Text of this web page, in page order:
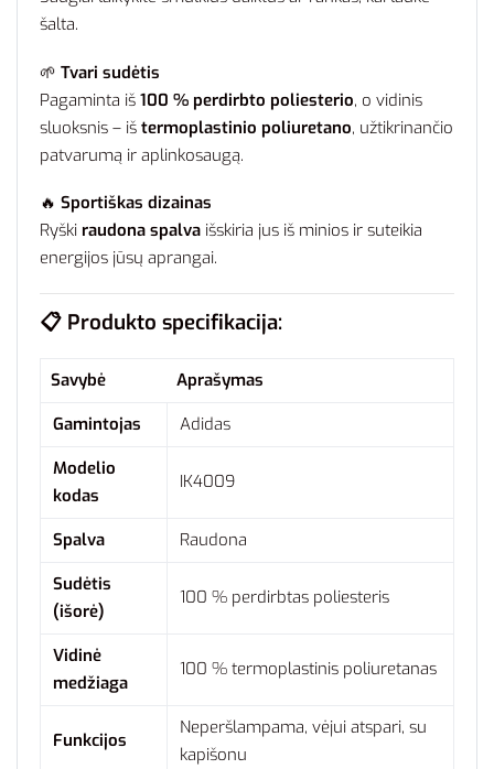
šalta.
🌱 Tvari sudėtis
Pagaminta iš 100 % perdirbto poliesterio, o vidinis
sluoksnis – iš termoplastinio poliuretano, užtikrinančio
patvarumą ir aplinkosaugą.
🔥 Sportiškas dizainas
Ryški raudona spalva išskiria jus iš minios ir suteikia
energijos jūsų aprangai.
📋 Produkto specifikacija:
Savybė
Aprašymas
Gamintojas
Adidas
Modelio
kodas
IK4009
Spalva
Raudona
Sudėtis
(išorė)
100 % perdirbtas poliesteris
Vidinė
medžiaga
100 % termoplastinis poliuretanas
Funkcijos
Neperšlampama, vėjui atspari, su
kapišonu